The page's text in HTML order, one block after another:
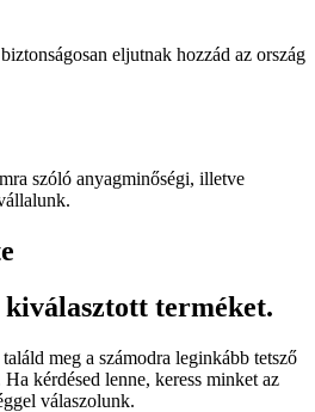
eljutnak hozzád az ország
szóló anyagminőségi, illetve
kiválasztott terméket.
meg a számodra leginkább tetsző
kérdésed lenne, keress minket az
válaszolunk.